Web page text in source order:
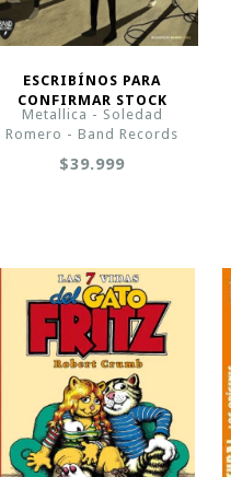
ESCRIBÍNOS PARA
CONFIRMAR STOCK
Metallica - Soledad
Romero - Band Records
$39.999